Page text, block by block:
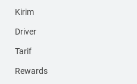
Kirim
Driver
Tarif
Rewards